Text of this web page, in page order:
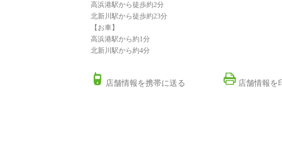
高浜港駅から徒歩約2分
北新川駅から徒歩約23分
【お車】
高浜港駅から約1分
北新川駅から約4分
店舗情報を携帯に送る 店舗情報を